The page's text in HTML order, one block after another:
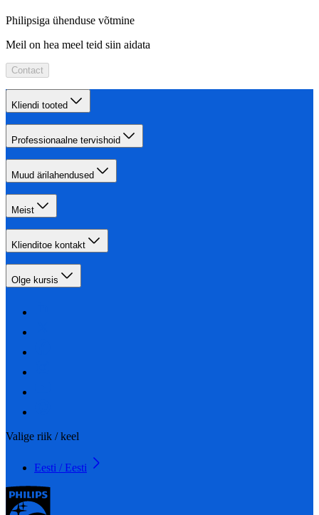
Philipsiga ühenduse võtmine
Meil on hea meel teid siin aidata
Contact
Kliendi tooted
Professionaalne tervishoid
Muud ärilahendused
Meist
Klienditoe kontakt
Olge kursis
Valige riik / keel
Eesti / Eesti